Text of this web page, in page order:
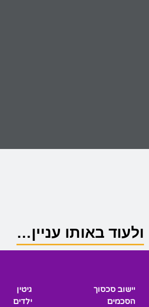
ולעוד באותו עניין…
יישוב סכסוך
הסכמים
גיטין
ילדים